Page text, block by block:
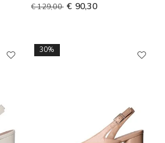
€ 129,00 € 90,30
30%